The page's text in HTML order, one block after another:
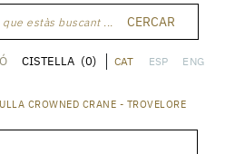
estàs buscant ... CERCAR
CAT ESP ENG
CISTELLA (0)
CROWNED CRANE - TROVELORE